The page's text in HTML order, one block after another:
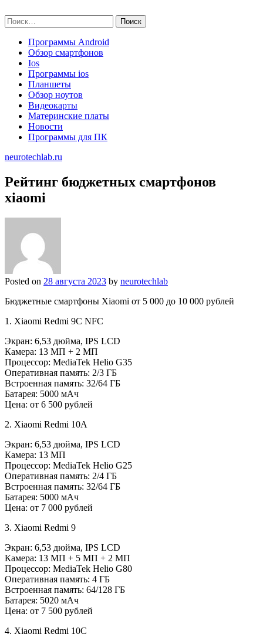
to
content
Найти:
Программы Android
Обзор смартфонов
Ios
Программы ios
Планшеты
Обзор ноутов
Видеокарты
Материнские платы
Новости
Программы для ПК
neurotechlab.ru
Рейтинг бюджетных смартфонов
xiaomi
Posted on 28 августа 2023 by neurotechlab
Бюджетные смартфоны Xiaomi от 5 000 до 10 000 рублей
1. Xiaomi Redmi 9C NFC
Экран: 6,53 дюйма, IPS LCD
Камера: 13 МП + 2 МП
Процессор: MediaTek Helio G35
Оперативная память: 2/3 ГБ
Встроенная память: 32/64 ГБ
Батарея: 5000 мАч
Цена: от 6 500 рублей
2. Xiaomi Redmi 10A
Экран: 6,53 дюйма, IPS LCD
Камера: 13 МП
Процессор: MediaTek Helio G25
Оперативная память: 2/4 ГБ
Встроенная память: 32/64 ГБ
Батарея: 5000 мАч
Цена: от 7 000 рублей
3. Xiaomi Redmi 9
Экран: 6,53 дюйма, IPS LCD
Камера: 13 МП + 5 МП + 2 МП
Процессор: MediaTek Helio G80
Оперативная память: 4 ГБ
Встроенная память: 64/128 ГБ
Батарея: 5020 мАч
Цена: от 7 500 рублей
4. Xiaomi Redmi 10C